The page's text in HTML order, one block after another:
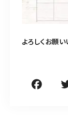
よろしくお願